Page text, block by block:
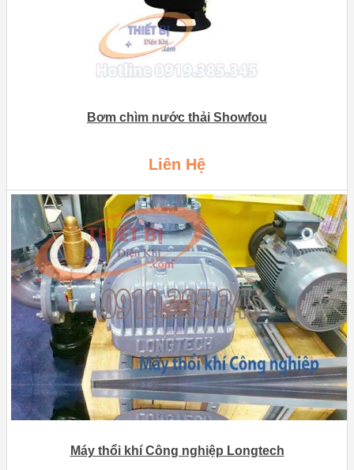
Bơm chìm nước thải Showfou
Liên Hệ
Máy thổi khí Công nghiệp Longtech